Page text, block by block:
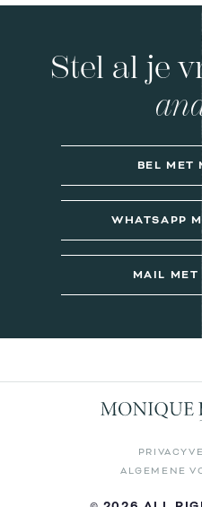
Stel al je
BEL MET
WHATSAPP
MAIL
ALGEMENE